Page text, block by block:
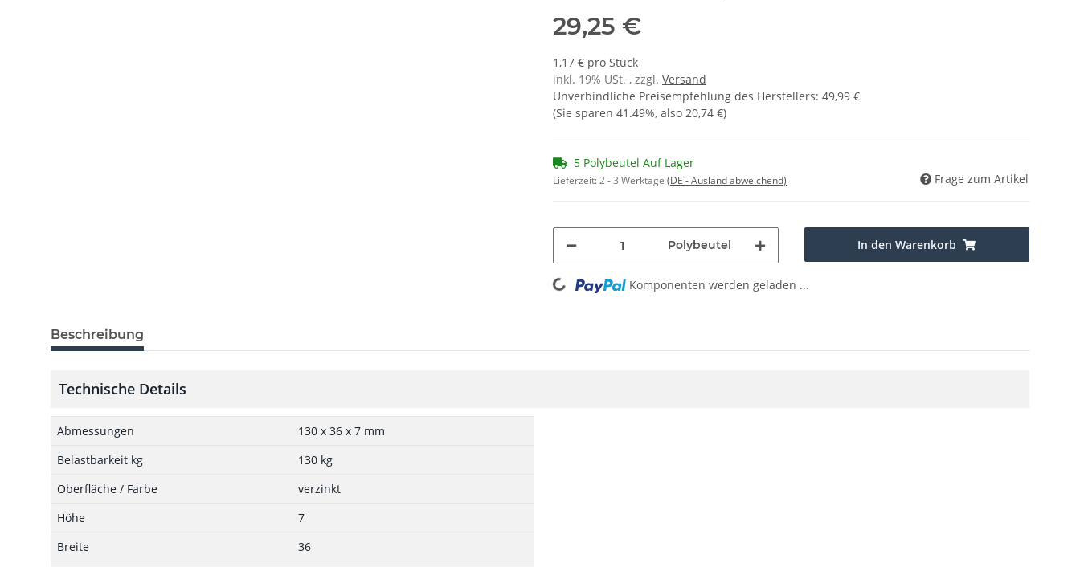
29,25 €
1,17 € pro Stück
inkl. 19% USt. , zzgl. Versand
Unverbindliche Preisempfehlung des Herstellers: 49,99 €
(Sie sparen 41.49%, also 20,74 €)
5 Polybeutel Auf Lager
Lieferzeit:2 - 3 Werktage (DE - Ausland abweichend) Frage zum Artikel
Polybeutel In den Warenkorb
Loading... Komponenten werden geladen ...
Beschreibung
Technische Details
Abmessungen
130 x 36 x 7 mm
Belastbarkeit kg
130 kg
Oberfläche / Farbe
verzinkt
Höhe
7
Breite
36